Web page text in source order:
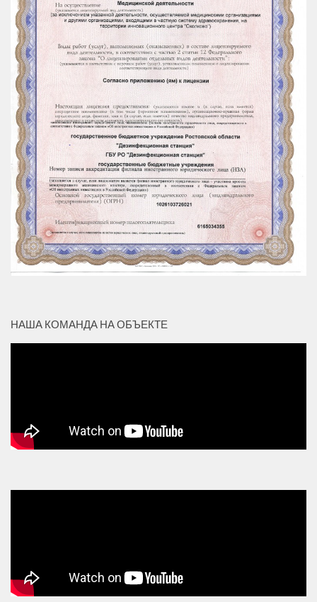
НАША КОМАНДА НА ОБЪЕКТЕ